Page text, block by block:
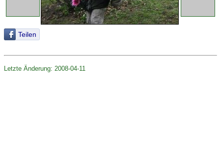
Teilen
Letzte Änderung: 2008-04-11